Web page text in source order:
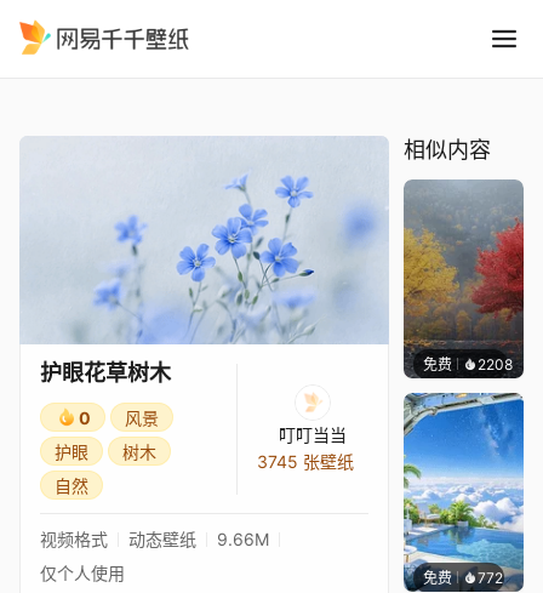
护眼花草树木
0
风景
护眼
树木
自然
叮叮当当
3745 张壁纸
视频格式 动态壁纸
9.66M
仅个人使用
相似内容
免费 2208
免费 772豆子